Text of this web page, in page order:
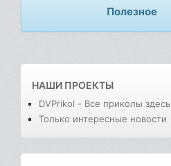
Полезное
НАШИ ПРОЕКТЫ
DVPrikol - Все приколы здесь
Только интересные новости